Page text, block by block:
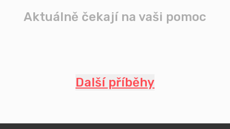
Aktuálně čekají na vaši pomoc
Další příběhy